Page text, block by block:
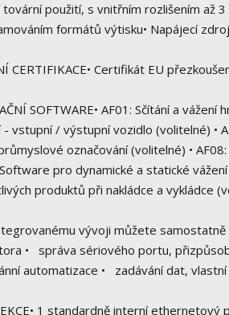
použití, s vnitřním rozlišením až
formátů výtisku• Napájecí
CERTIFIKACE• Certifikát EU
SOFTWARE• AF01: Sčítání a
- vstupní / výstupní vozidlo (volitelné) •
označování (volitelné) •
pro dynamické a statické
produktů při nakládce a vykládce
vývoji můžete
• správa sériového portu,
automatizace • zadávání dat, vlastní
1 standardně interní